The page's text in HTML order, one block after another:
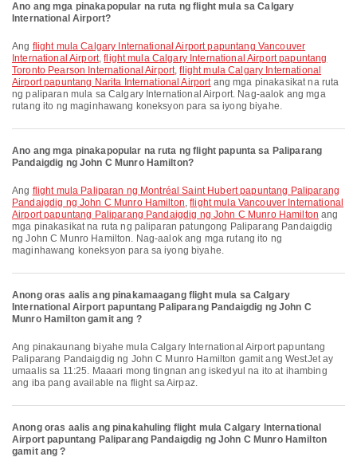
Ano ang mga pinakapopular na ruta ng flight mula sa Calgary
International Airport?
Ang flight mula Calgary International Airport papuntang Vancouver
International Airport,flight mula Calgary International Airport papuntang
Toronto Pearson International Airport,flight mula Calgary International
Airport papuntang Narita International Airportang mga pinakasikat na ruta
ng paliparan mula sa Calgary International Airport. Nag-aalok ang mga
rutang ito ng maginhawang koneksyon para sa iyong biyahe.
Ano ang mga pinakapopular na ruta ng flight papunta sa Paliparang
Pandaigdig ng John C Munro Hamilton?
Ang flight mula Paliparan ng Montréal Saint Hubert papuntang Paliparang
Pandaigdig ng John C Munro Hamilton,flight mula Vancouver International
Airport papuntang Paliparang Pandaigdig ng John C Munro Hamilton ang
mga pinakasikat na ruta ng paliparan patungong Paliparang Pandaigdig
ng John C Munro Hamilton. Nag-aalok ang mga rutang ito ng
maginhawang koneksyon para sa iyong biyahe.
Anong oras aalis ang pinakamaagang flight mula sa Calgary
International Airport papuntang Paliparang Pandaigdig ng John C
Munro Hamilton gamit ang ?
Ang pinakaunang biyahe mula Calgary International Airport papuntang
Paliparang Pandaigdig ng John C Munro Hamilton gamit ang WestJet ay
umaalis sa 11:25. Maaari mong tingnan ang iskedyul na ito at ihambing
ang iba pang available na flight sa Airpaz.
Anong oras aalis ang pinakahuling flight mula Calgary International
Airport papuntang Paliparang Pandaigdig ng John C Munro Hamilton
gamit ang ?